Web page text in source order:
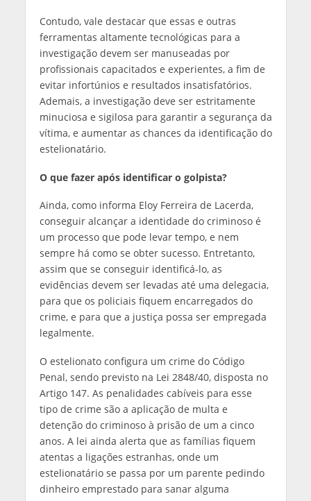
Contudo, vale destacar que essas e outras
ferramentas altamente tecnológicas para a
investigação devem ser manuseadas por
profissionais capacitados e experientes, a fim de
evitar infortúnios e resultados insatisfatórios.
Ademais, a investigação deve ser estritamente
minuciosa e sigilosa para garantir a segurança da
vítima, e aumentar as chances da identificação do
estelionatário.
O que fazer após identificar o golpista?
Ainda, como informa Eloy Ferreira de Lacerda,
conseguir alcançar a identidade do criminoso é
um processo que pode levar tempo, e nem
sempre há como se obter sucesso. Entretanto,
assim que se conseguir identificá-lo, as
evidências devem ser levadas até uma delegacia,
para que os policiais fiquem encarregados do
crime, e para que a justiça possa ser empregada
legalmente.
O estelionato configura um crime do Código
Penal, sendo previsto na Lei 2848/40, disposta no
Artigo 147. As penalidades cabíveis para esse
tipo de crime são a aplicação de multa e
detenção do criminoso à prisão de um a cinco
anos. A lei ainda alerta que as famílias fiquem
atentas a ligações estranhas, onde um
estelionatário se passa por um parente pedindo
dinheiro emprestado para sanar alguma